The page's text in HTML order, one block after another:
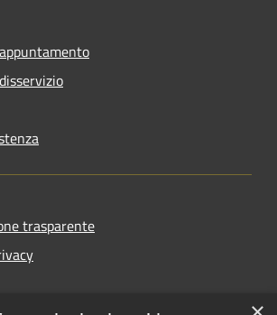
trasparente